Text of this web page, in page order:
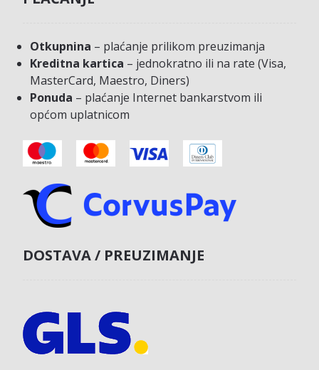
Otkupnina – plaćanje prilikom preuzimanja
Kreditna kartica – jednokratno ili na rate (Visa,
MasterCard, Maestro, Diners)
Ponuda – plaćanje Internet bankarstvom ili
općom uplatnicom
DOSTAVA / PREUZIMANJE